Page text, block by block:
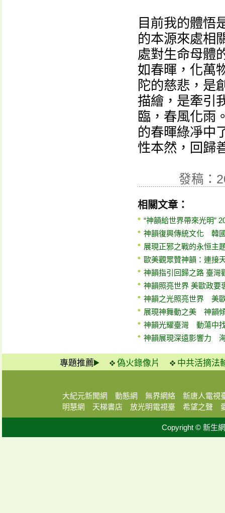
目前我的體悟
的本源來處相
處對生命母體
如春暉，化萬
陀的慈悲，是
描繪，是牽引
臨，春風化雨
的春暉綠凈中
性本然，回歸
發稿：
相關文章：
“神韻給世界帶來光明”
神韻復興傳統文化 韓
展現正邪之戰的永恒主
歐美觀眾贊神韻：連接
神韻指引回歸之路 臺灣
神韻照亮世界 美歐政要
神韻之光照亮世界 美
展現神舞動之美 神韻
神韻光耀臺灣 動蕩中
神韻展現深遠影響力
專題推薦 偽火錄像片 中共活摘法
大紀元新聞網 動態網 無界網絡
新唐人電視
明慧網
天梯書店 放光明電視臺 希望之聲
Copyright © 新生